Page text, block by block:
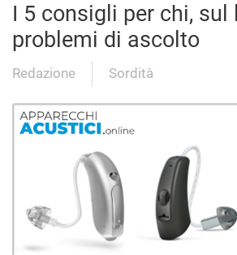
I 5 consigli per chi, sul
problemi di ascolto
Redazione Sordità